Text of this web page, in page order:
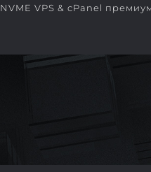
NVME VPS & cPanel